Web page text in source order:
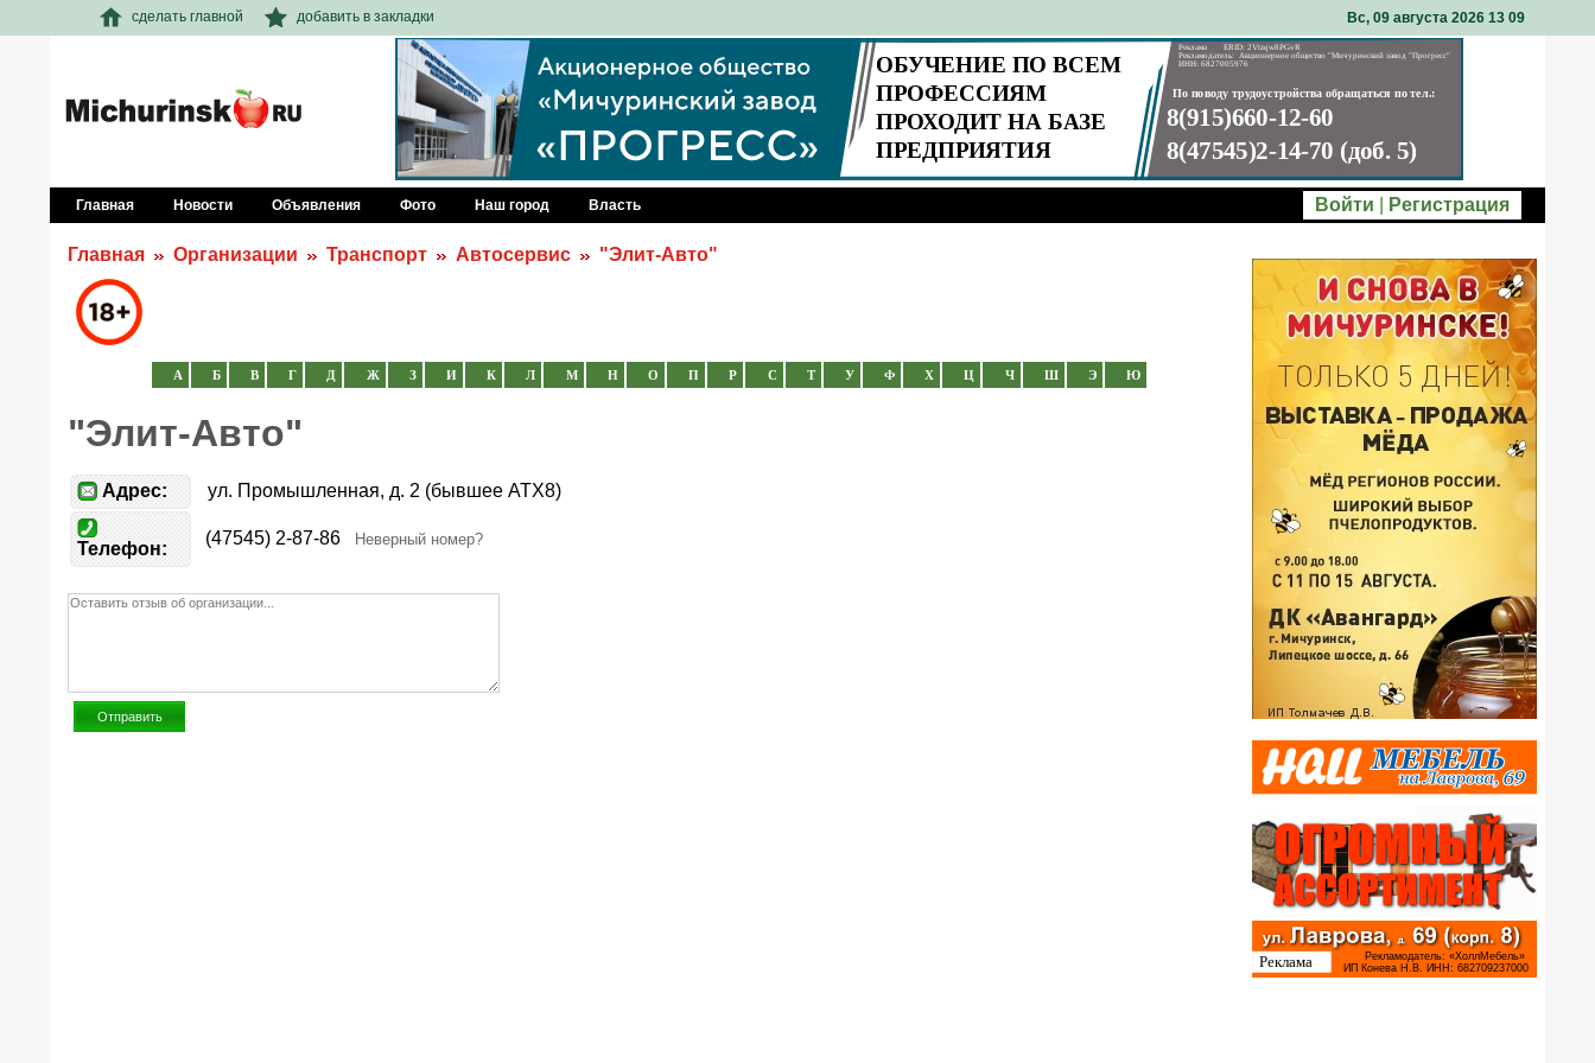
сделать главной добавить в закладки Вс, 09 августа 2026 13 09
Главная Новости Объявления Фото Наш город Власть Войти Регистрация
Главная Организации Транспорт Автосервис "Элит-Авто"
А Б В Г Д Ж З И К Л М Н О П Р С Т У Ф Х Ц Ч Ш Э Ю
"Элит-Авто"
Адрес: ул. Промышленная, д. 2 (бывшее АТХ8)
Телефон:
(47545) 2-87-86 Неверный номер?